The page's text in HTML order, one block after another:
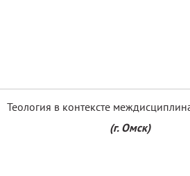
Теология в контексте
(г. Омск)